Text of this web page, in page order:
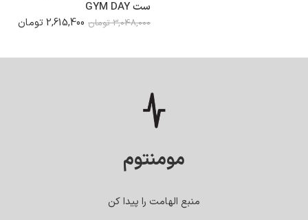
ست GYM DAY
3,048,000 تومان 2,615,400تومان
مومنتوم
منبع الهامت را پیدا کن